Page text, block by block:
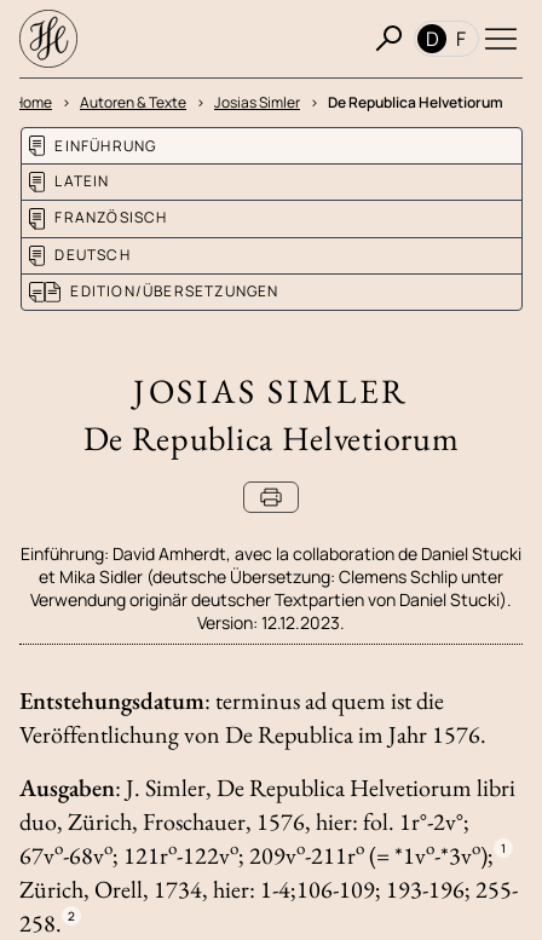
D F
Home Autoren & Texte Josias Simler De Republica Helvetiorum
EINFÜHRUNG
LATEIN
FRANZÖSISCH
DEUTSCH
EDITION/ÜBERSETZUNGEN
JOSIAS SIMLER
De Republica Helvetiorum
Einführung: David Amherdt, avec la collaboration de Daniel Stucki
et Mika Sidler (deutsche Übersetzung: Clemens Schlip unter
Verwendung originär deutscher Textpartien von Daniel Stucki).
Version: 12.12.2023.
Entstehungsdatum:terminus ad quemist die
Veröffentlichung vonDe Republicaim Jahr 1576.
Ausgaben: J. Simler,De Republica Helvetiorum libri
duo, Zürich, Froschauer, 1576, hier: fol. 1r°-2v°;
67vo-68vo; 121ro-122vo; 209vo-211ro (= *1vo-*3vo); 1
Zürich, Orell, 1734, hier: 1-4;106-109; 193-196; 255-
258. 2